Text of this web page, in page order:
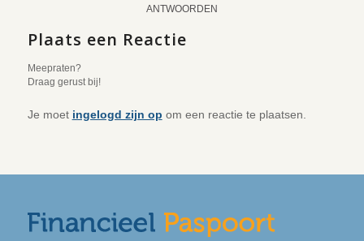
ANTWOORDEN
Plaats een Reactie
Meepraten?
Draag gerust bij!
Je moet ingelogd zijn op om een reactie te plaatsen.